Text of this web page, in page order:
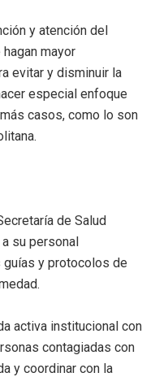
y atención del
mayor
evitar y disminuir la
especial enfoque
casos, como lo son
de Salud
su personal
guías y protocolos de
activa institucional con
contagiadas con
y coordinar con la